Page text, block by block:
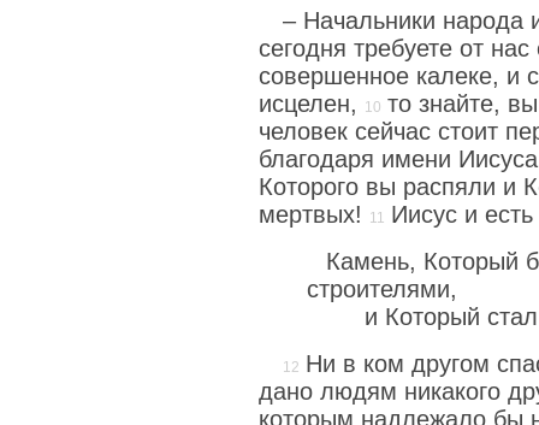
– Начальники народа
сегодня требуете от
совершенное калеке, и
исцелен,
то знайте,
человек сейчас стоит
благодаря имени
Которого вы распяли и
мертвых!
Иисус и есть
Камень, Который
строителями,
и Который
Ни в ком другом
дано людям никакого
которым надлежало бы